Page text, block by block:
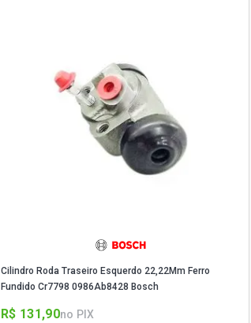
Cilindro Roda Traseiro Esquerdo 22,22Mm Ferro
Fundido Cr7798 0986Ab8428 Bosch
R$ 131,90no PIX